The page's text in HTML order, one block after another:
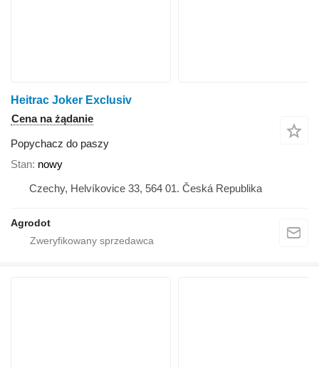
Heitrac Joker Exclusiv
Cena na żądanie
Popychacz do paszy
Stan nowy
Czechy, Helvíkovice 33, 564 01. Česká Republika
Agrodot